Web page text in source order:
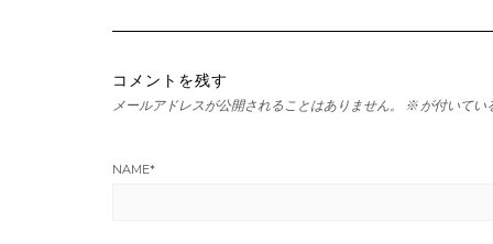
コメントを残す
メールアドレスが公開されることはありません。 ※ が付いてい
NAME*